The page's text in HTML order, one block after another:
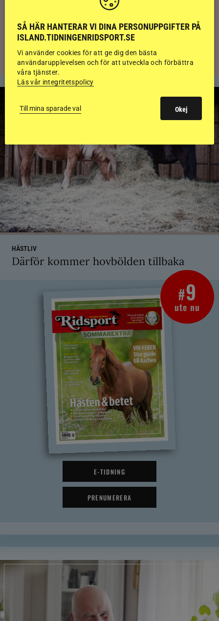
Svensk bakom världens högst bedömda
islandshäst
HÄSTLIV
Därför kommer hovbölden tillbaka
#9
ute nu
E-TIDNING
PRENUMERERA
SÅ HÄR HANTERAR VI DINA PERSONUPPGIFTER PÅ
ISLAND.TIDNINGENRIDSPORT.SE
Vi använder cookies för att ge dig den bästa
användarupplevelsen och för att utveckla och förbättra
våra tjänster.
Läs vår integritetspolicy
Till mina sparade val Okej